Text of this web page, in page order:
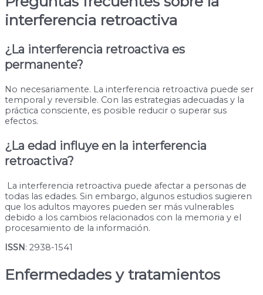
interferencia retroactiva
¿La interferencia retroactiva es
permanente?
No necesariamente. La interferencia retroactiva puede ser
temporal y reversible. Con las estrategias adecuadas y la
práctica consciente, es posible reducir o superar sus
efectos.
¿La edad influye en la interferencia
retroactiva?
La interferencia retroactiva puede afectar a personas de
todas las edades. Sin embargo, algunos estudios sugieren
que los adultos mayores pueden ser más vulnerables
debido a los cambios relacionados con la memoria y el
procesamiento de la información.
ISSN: 2938-1541
Enfermedades y tratamientos